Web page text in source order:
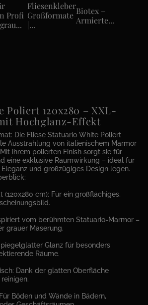
Profi
Fliesenkleber
Großformate
|...
Biotex –
Armierte...
Poliert 120x280 – XXL-
Hochglanz-Effekt
Die Fliese Statuario White Poliert
Ausstrahlung von italienischem Marmor
ihrem polierten Finish sorgt sie für
eine exklusive Raumwirkung – ideal für
und großzügiges Design legen.
(120x280 cm): Für ein großflächiges,
vom berühmten Statuario-Marmor –
grauer Maserung.
Glanz für besonders
Räume.
Dank der glatten Oberfläche
Böden und Wände in Bädern,